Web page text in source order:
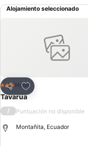
Alojamiento seleccionado
Compartir
Agregar a favoritos
3 Estrellas
Hotel
Tavarua
/ Puntuación no disponible
Montañita, Ecuador